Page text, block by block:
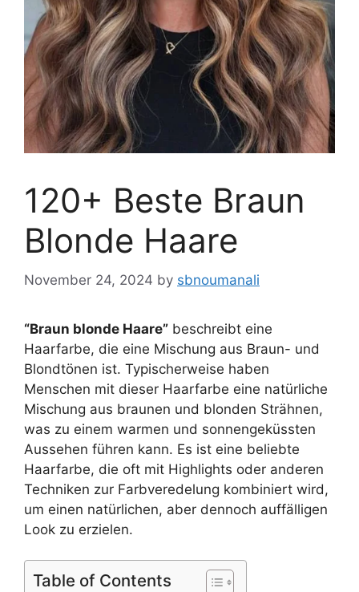
120+ Beste Braun
Blonde Haare
November 24, 2024 by sbnoumanali
“Braun blonde Haare” beschreibt eine
Haarfarbe, die eine Mischung aus Braun- und
Blondtönen ist. Typischerweise haben
Menschen mit dieser Haarfarbe eine natürliche
Mischung aus braunen und blonden Strähnen,
was zu einem warmen und sonnengeküssten
Aussehen führen kann. Es ist eine beliebte
Haarfarbe, die oft mit Highlights oder anderen
Techniken zur Farbveredelung kombiniert wird,
um einen natürlichen, aber dennoch auffälligen
Look zu erzielen.
Table of Contents